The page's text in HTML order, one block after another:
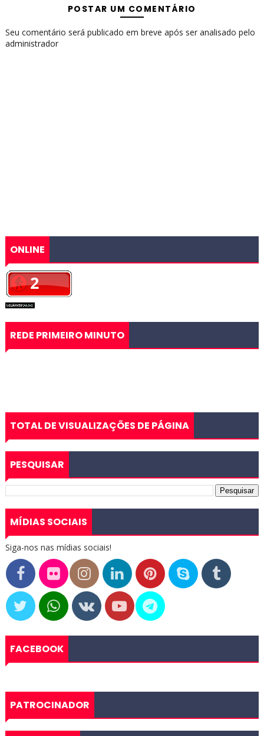
POSTAR UM COMENTÁRIO
Seu comentário será publicado em breve após ser analisado pelo
administrador
ONLINE
REDE PRIMEIRO MINUTO
TOTAL DE VISUALIZAÇÕES DE PÁGINA
PESQUISAR
MÍDIAS SOCIAIS
Siga-nos nas mídias sociais!
FACEBOOK
PATROCINADOR